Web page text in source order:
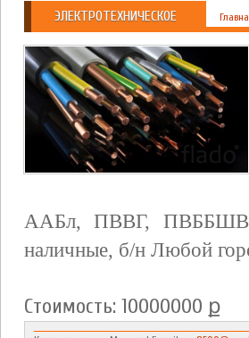
ЭЛЕКТРОТЕХНИЧЕСКОЕ
ААБл, ПВВГ, ПВББШВ.
наличные, б/н Любой
Стоимость: 10000000 ք